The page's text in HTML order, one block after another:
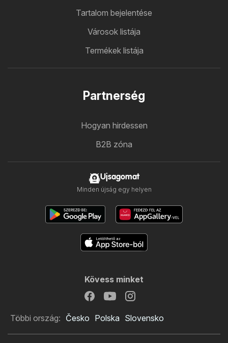
Tartalom bejelentése
Városok listája
Termékek listája
Partnerség
Hogyan hirdessen
B2B zóna
Ujsagomat
Minden újság egy helyen
Kövess minket
Többi ország: Česko Polska Slovensko